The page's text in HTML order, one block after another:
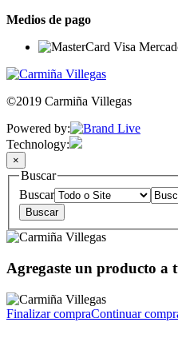
Medios de pago
©2019 Carmiña Villegas
Powered by:
Technology:
×
Buscar
Buscar
Agregaste un producto a
Finalizar compraContinuar